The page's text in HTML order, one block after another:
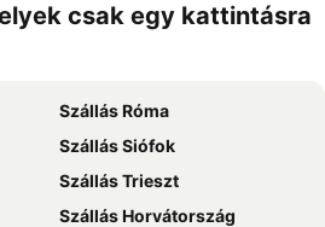
csak egy kattintásra
Szállás Róma
Szállás Siófok
Szállás Trieszt
Szállás Horvátország